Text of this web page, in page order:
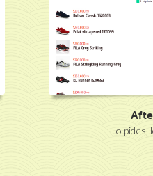
lo pides,